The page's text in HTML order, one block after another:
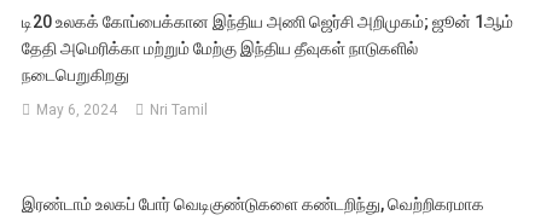
டி20 உலகக் கோப்பைக்கான இந்திய அணி ஜெர்சி அறிமுகம்; ஜூன் 1ஆம்
தேதி அமெரிக்கா மற்றும் மேற்கு இந்திய தீவுகள் நாடுகளில்
நடைபெறுகிறது
May 6, 2024 Nri Tamil
இரண்டாம் உலகப் போர் வெடிகுண்டுகளை கண்டறிந்து, வெற்றிகரமாக